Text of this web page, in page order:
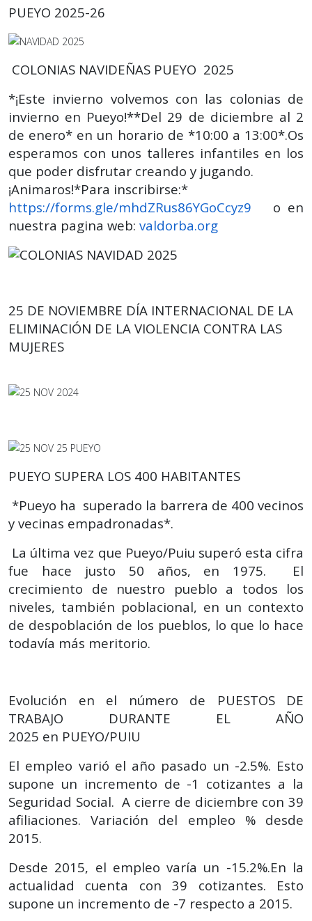
PUEYO 2025-26
COLONIAS NAVIDEÑAS PUEYO 2025
*¡Este invierno volvemos con las colonias de
invierno en Pueyo!**Del 29 de diciembre al 2
de enero* en un horario de *10:00 a 13:00*.Os
esperamos con unos talleres infantiles en los
que poder disfrutar creando y jugando.
¡Animaros!*Para inscribirse:*
https://forms.gle/mhdZRus86YGoCcyz9 o en
nuestra pagina web: valdorba.org
25 DE NOVIEMBRE DÍA INTERNACIONAL DE LA
ELIMINACIÓN DE LA VIOLENCIA CONTRA LAS
MUJERES
PUEYO SUPERA LOS 400 HABITANTES
*Pueyo ha superado la barrera de 400 vecinos
y vecinas empadronadas*.
La última vez que Pueyo/Puiu superó esta cifra
fue hace justo 50 años, en 1975. El
crecimiento de nuestro pueblo a todos los
niveles, también poblacional, en un contexto
de despoblación de los pueblos, lo que lo hace
todavía más meritorio.
Evolución en el número de PUESTOS DE
TRABAJO DURANTE EL AÑO
2025 en PUEYO/PUIU
El empleo varió el año pasado un -2.5%. Esto
supone un incremento de -1 cotizantes a la
Seguridad Social. A cierre de diciembre con 39
afiliaciones.Variación del empleo % desde
2015.
Desde 2015, el empleo varía un -15.2%.En la
actualidad cuenta con 39 cotizantes. Esto
supone un incremento de -7 respecto a 2015.